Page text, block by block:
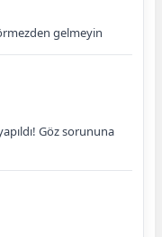
gelmeyin
Göz sorununa